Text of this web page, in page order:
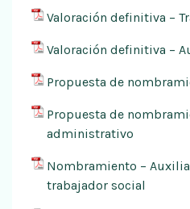
Valoración definitiva –
Valoración definitiva –
Propuesta de
Propuesta de
administrativo
Nombramiento –
trabajador social